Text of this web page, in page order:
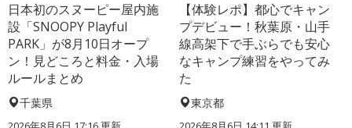
日本初のスヌーピー屋内施
設「SNOOPY Playful
PARK」が8月10日オープ
ン！見どころと料金・入場
ルールまとめ
千葉県
【体験レポ】都心でキャン
プデビュー！秋葉原・山手
線高架下で手ぶらでも安心
なキャンプ練習をやってみ
た
東京都